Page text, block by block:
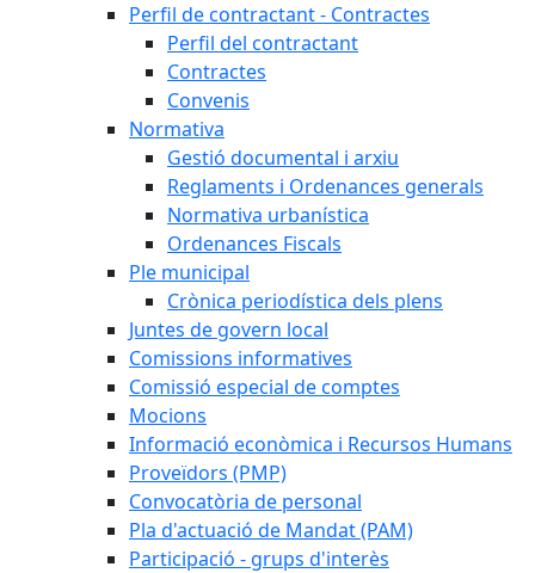
Perfil de contractant - Contractes
Perfil del contractant
Contractes
Convenis
Normativa
Gestió documental i arxiu
Reglaments i Ordenances generals
Normativa urbanística
Ordenances Fiscals
Ple municipal
Crònica periodística dels plens
Juntes de govern local
Comissions informatives
Comissió especial de comptes
Mocions
Informació econòmica i Recursos Humans
Proveïdors (PMP)
Convocatòria de personal
Pla d'actuació de Mandat (PAM)
Participació - grups d'interès